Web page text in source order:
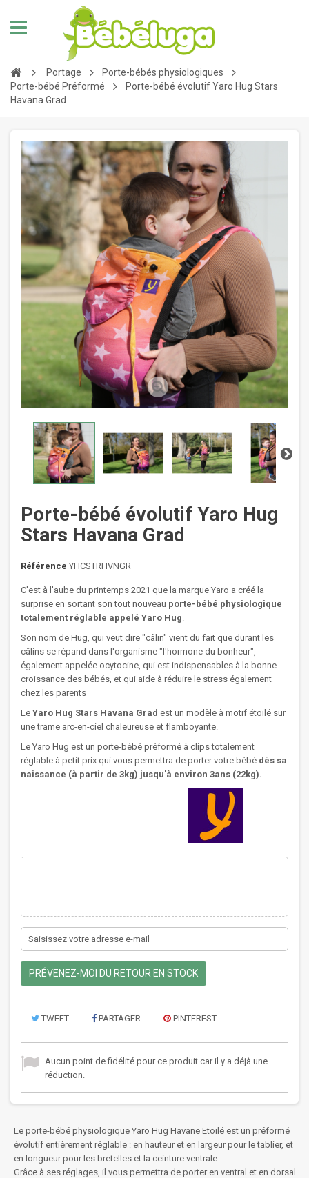
Portage
Porte-bébés physiologiques
Porte-bébé Préformé
Porte-bébé évolutif Yaro Hug Stars
Havana Grad
Porte-bébé évolutif Yaro Hug
Stars Havana Grad
Référence YHCSTRHVNGR
C'est à l'aube du printemps 2021 que la marque Yaro a créé la
surprise en sortant son tout nouveau porte-bébé physiologique
totalement réglable appelé Yaro Hug.
Son nom de Hug, qui veut dire "câlin" vient du fait que durant les
câlins se répand dans l'organisme "l'hormone du bonheur",
également appelée ocytocine, qui est indispensables à la bonne
croissance des bébés, et qui aide à réduire le stress également
chez les parents
Le Yaro Hug Stars Havana Grad est un modèle à motif étoilé sur
une trame arc-en-ciel chaleureuse et flamboyante.
Le Yaro Hug est un porte-bébé préformé à clips totalement
réglable à petit prix qui vous permettra de porter votre bébé dès sa
naissance (à partir de 3kg) jusqu'à environ 3ans (22kg).
PRÉVENEZ-MOI DU RETOUR EN STOCK
TWEET PARTAGER PINTEREST
Aucun point de fidélité pour ce produit car il y a déjà une
réduction.
Le porte-bébé physiologique Yaro Hug Havane Etoilé est un préformé
évolutif entièrement réglable : en hauteur et en largeur pour le tablier, et
en longueur pour les bretelles et la ceinture ventrale.
Grâce à ses réglages, il vous permettra de porter en ventral et en dorsal